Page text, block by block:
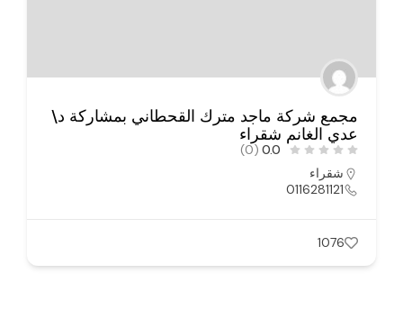
مجمع شركة ماجد مترك القحطاني بمشاركة د\
عدي الغانم شقراء
0.0
(0)
شقراء
0116281121
1076